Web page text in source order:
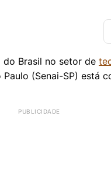
Brasil no setor de
(Senai-SP) está